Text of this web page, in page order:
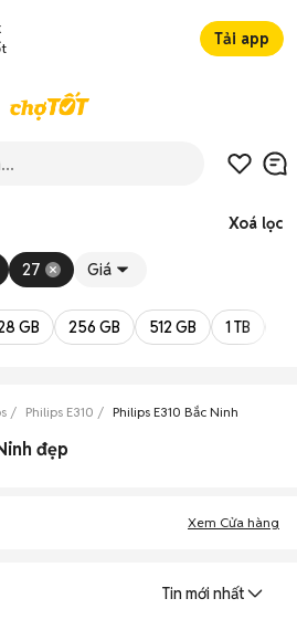
Tải app
Xoá lọc
27 Giá
GB 256 GB 512 GB 1 TB
Philips E310 Philips E310 Bắc Ninh
đẹp
Xem Cửa hàng
Tin mới nhất